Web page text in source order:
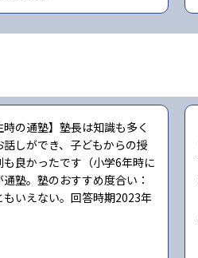
時の通塾】塾長は知識も多く
話しができ、子どもからの授
も良かったです（小学6年時に
塾。塾のおすすめ度合い：
もいえない。回答時期2023年